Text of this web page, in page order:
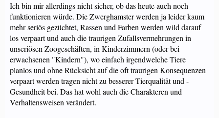
Ich bin mir allerdings nicht sicher, ob das heute auch noch
funktionieren würde. Die Zwerghamster werden ja leider kaum
mehr seriös gezüchtet, Rassen und Farben werden wild darauf
los verpaart und auch die traurigen Zufallsvermehrungen in
unseriösen Zoogeschäften, in Kinderzimmern (oder bei
erwachsenen "Kindern"), wo einfach irgendwelche Tiere
planlos und ohne Rücksicht auf die oft traurigen Konsequenzen
verpaart werden tragen nicht zu besserer Tierqualität und -
Gesundheit bei. Das hat wohl auch die Charakteren und
Verhaltensweisen verändert.